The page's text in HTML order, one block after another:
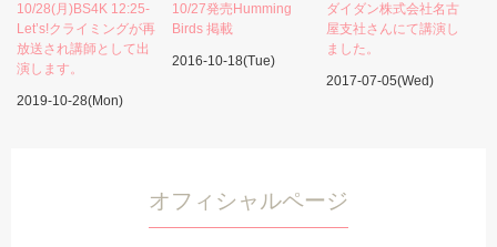
10/28(月)BS4K 12:25-
Let’s!クライミングが再
放送され講師として出
演します。
2019-10-28(Mon)
10/27発売Humming
Birds 掲載
2016-10-18(Tue)
ダイダン株式会社名古
屋支社さんにて講演し
ました。
2017-07-05(Wed)
オフィシャルページ